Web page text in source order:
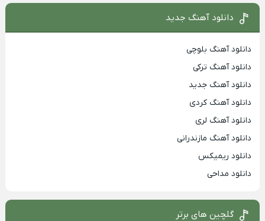
دانلود آهنگ جدید
دانلود آهنگ بلوچی
دانلود آهنگ ترکی
دانلود آهنگ جدید
دانلود آهنگ کردی
دانلود آهنگ لری
دانلود آهنگ مازندرانی
دانلود ریمیکس
دانلود مداحی
گلچین های برتر